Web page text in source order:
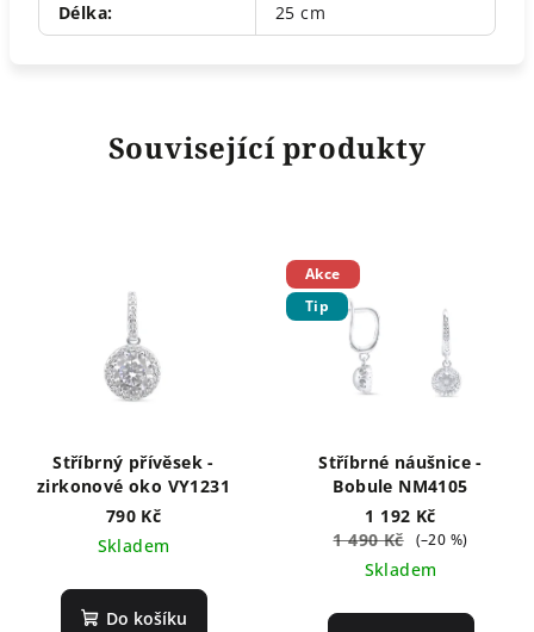
Délka: 25 cm
Související produkty
Stříbrný přívěsek -
zirkonové oko VY1231
790 Kč
Skladem
Do košíku
Akce
Tip
Stříbrné náušnice -
Bobule NM4105
1 192 Kč
1 490 Kč
(–20 %)
Skladem